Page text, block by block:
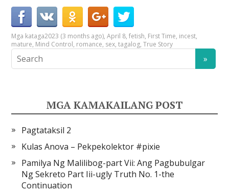
Mga kataga2023 (3 months ago),April 8,fetish, First Time, incest,
mature, Mind Control, romance, sex,tagalog,True Story
MGA KAMAKAILANG POST
Pagtataksil 2
Kulas Anova – Pekpekolektor #pixie
Pamilya Ng Malilibog-part Vii: Ang Pagbubulgar
Ng Sekreto Part Iii-ugly Truth No. 1-the
Continuation